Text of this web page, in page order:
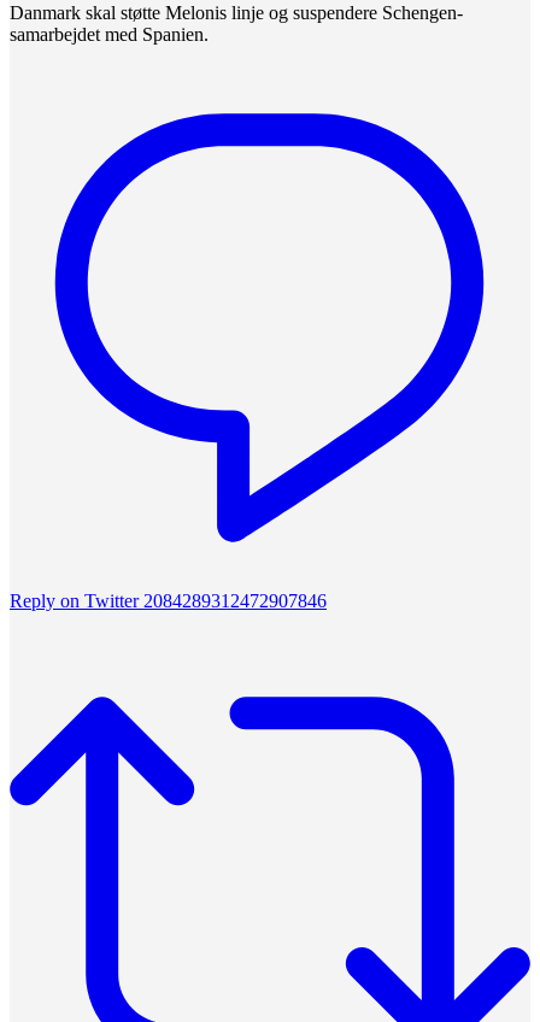
Danmark skal støtte Melonis linje og suspendere Schengen-
samarbejdet med Spanien.
Reply on Twitter 2084289312472907846